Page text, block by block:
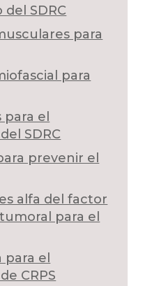
SDRC
para
para
el
SDRC
prevenir el
alfa del factor
para el
el
CRPS